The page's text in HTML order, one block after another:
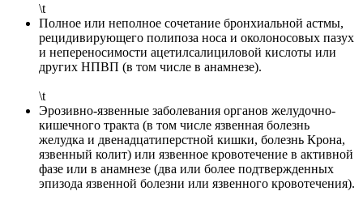
\t
Полное или неполное сочетание бронхиальной acтмы,
рецидивирующего полипоза носа и околоносовых пазух
и непереносимости ацетилсалициловой кислоты или
других НПВП (в том числе в анамнезе).
\t
Эрозивно-язвенные заболевания органов желудочно-
кишечного тракта (в том числе язвенная болезнь
желудка и двенадцатиперстной кишки, болезнь Крона,
язвенный колит) или язвенное кровотечение в активной
фазе или в анамнезе (два или более подтвержденных
эпизода язвенной болезни или язвенного кровотечения).